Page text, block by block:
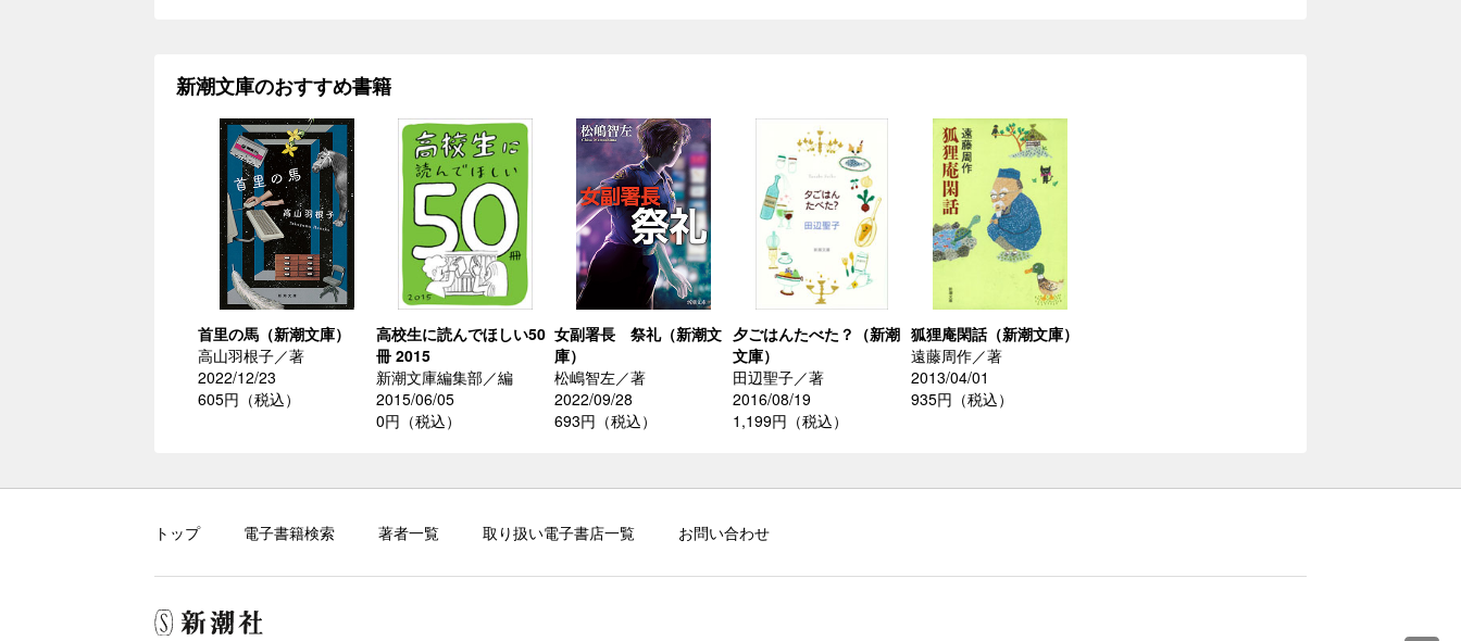
新潮文庫のおすすめ書籍
首里の馬（新潮文庫）
高山羽根子／著
2022/12/23
605円（税込）
高校生に読んでほしい50
冊 2015
新潮文庫編集部／編
2015/06/05
0円（税込）
女副署長 祭礼（新潮文
庫）
松嶋智左／著
2022/09/28
693円（税込）
夕ごはんたべた？（新潮
文庫）
田辺聖子／著
2016/08/19
1,199円（税込）
狐狸庵閑話（新潮文庫）
遠藤周作／著
2013/04/01
935円（税込）
トップ 電子書籍検索 著者一覧 取り扱い電子書店一覧 お問い合わせ